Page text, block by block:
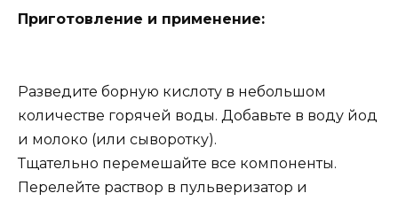
Приготовление и применение:
Разведите борную кислоту в небольшом
количестве горячей воды. Добавьте в воду йод
и молоко (или сыворотку).
Тщательно перемешайте все компоненты.
Перелейте раствор в пульверизатор и